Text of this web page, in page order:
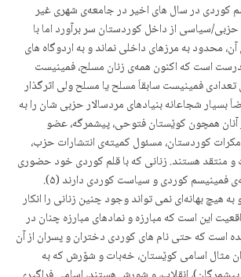
در سال های اخیر در جامعەی شهری غیر
سیاسی از داخل کوردستان سر برآورد اما با
محدود بە مرزهای داخلی نماند و بە اردوگاه های
است کە اکنون همەی زنان مسلح، فمینیست
تعدادی فمینیست سابقاَ مسلح یا مسلح ولی اثرگذار
بسیار شجاعانە بنیادهای مردسالار حزبی شان را بە
آنان همچون کوێستان فتوحی، پیشمرگە، عضو
کوردستان، مسئول کمیتەی انتشارات حزب،
منتقد هستند. زنانی کە با قلم کوردی خود حضوری
غیر قابل انکار در عرصەی فمینیسم کوردی و سیاست کوردی دارند (۵).
هیچ بهانەای نمی تواند وجود چنین زنانی را انکار
این است کە مبارزە و نمادهای مبارزە چنان در
است کە حتی نام های کوردی دختران و پسران از آن
مثال اسامی کوێستان، خەبات و شۆرش کە بە